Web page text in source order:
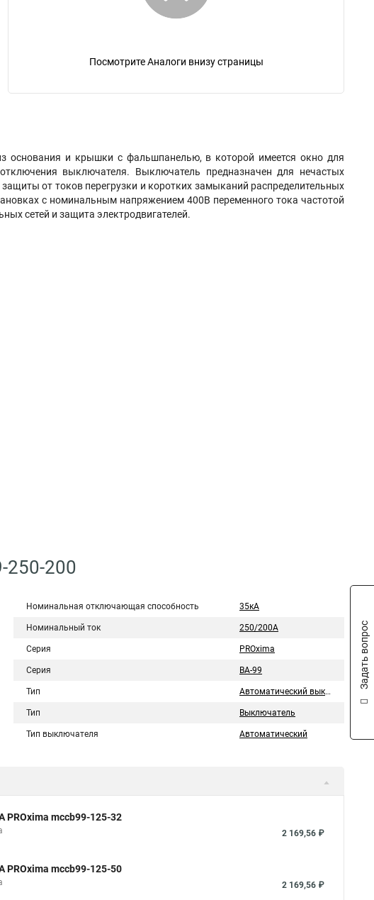
Посмотрите Аналоги внизу страницы
основания и крышки с фальшпанелью, в которой имеется окно для
выключателя. Выключатель предназначен для нечастых
от токов перегрузки и коротких замыканий распределительных
с номинальным напряжением 400В переменного тока частотой
сетей и защита электродвигателей.
250-200
Номинальная отключающая способность 35кА
Номинальный ток 250/200А
Серия PROxima
Серия ВА-99
Тип Автоматический выключатель
Тип Выключатель
Тип выключателя Автоматический
PROxima mccb99-125-32
2 169,56 ₽
PROxima mccb99-125-50
2 169,56 ₽
Задать вопрос